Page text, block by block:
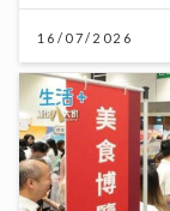
16/07/2026